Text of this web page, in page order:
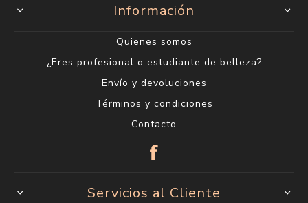
Información
Quienes somos
¿Eres profesional o estudiante de belleza?
Envío y devoluciones
Términos y condiciones
Contacto
Servicios al Cliente